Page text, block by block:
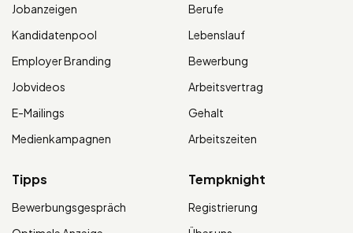
Jobanzeigen
Kandidatenpool
Employer Branding
Jobvideos
E-Mailings
Medienkampagnen
Berufe
Lebenslauf
Bewerbung
Arbeitsvertrag
Gehalt
Arbeitszeiten
Tipps
Bewerbungsgespräch
Tempknight
Registrierung